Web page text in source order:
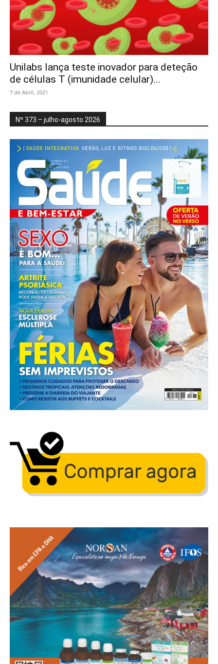
Unilabs lança teste inovador para deteção
de células T (imunidade celular)...
7 de Abril, 2021
Nº 373 – julho-agosto 2026